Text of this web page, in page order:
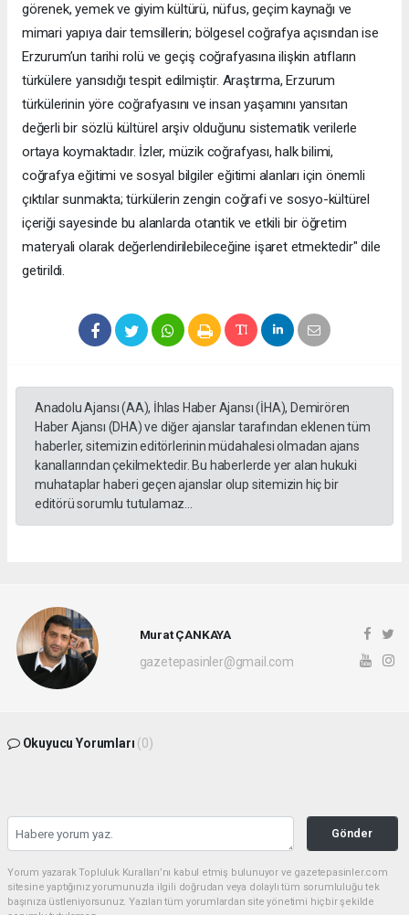
görenek, yemek ve giyim kültürü, nüfus, geçim kaynağı ve
mimari yapıya dair temsillerin; bölgesel coğrafya açısından ise
Erzurum’un tarihi rolü ve geçiş coğrafyasına ilişkin atıfların
türkülere yansıdığı tespit edilmiştir. Araştırma, Erzurum
türkülerinin yöre coğrafyasını ve insan yaşamını yansıtan
değerli bir sözlü kültürel arşiv olduğunu sistematik verilerle
ortaya koymaktadır. İzler, müzik coğrafyası, halk bilimi,
coğrafya eğitimi ve sosyal bilgiler eğitimi alanları için önemli
çıktılar sunmakta; türkülerin zengin coğrafi ve sosyo-kültürel
içeriği sayesinde bu alanlarda otantik ve etkili bir öğretim
materyali olarak değerlendirilebileceğine işaret etmektedir" dile
getirildi.
Anadolu Ajansı (AA), İhlas Haber Ajansı (İHA), Demirören
Haber Ajansı (DHA) ve diğer ajanslar tarafından eklenen tüm
haberler, sitemizin editörlerinin müdahalesi olmadan ajans
kanallarından çekilmektedir. Bu haberlerde yer alan hukuki
muhataplar haberi geçen ajanslar olup sitemizin hiç bir
editörü sorumlu tutulamaz...
Murat ÇANKAYA
gazetepasinler@gmail.com
Okuyucu Yorumları (0)
Gönder
Yorum yazarak Topluluk Kuralları’nı kabul etmiş bulunuyor ve gazetepasinler.com
sitesine yaptığınız yorumunuzla ilgili doğrudan veya dolaylı tüm sorumluluğu tek
başınıza üstleniyorsunuz. Yazılan tüm yorumlardan site yönetimi hiçbir şekilde